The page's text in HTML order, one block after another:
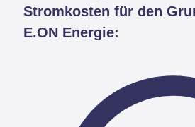
Stromkosten für den
E.ON Energie: